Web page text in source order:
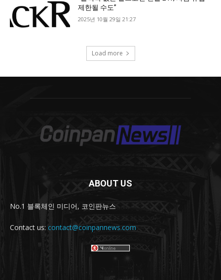
ABOUT US
No.1 블록체인 미디어, 코인판뉴스
Contact us: contact@coinpannews.com